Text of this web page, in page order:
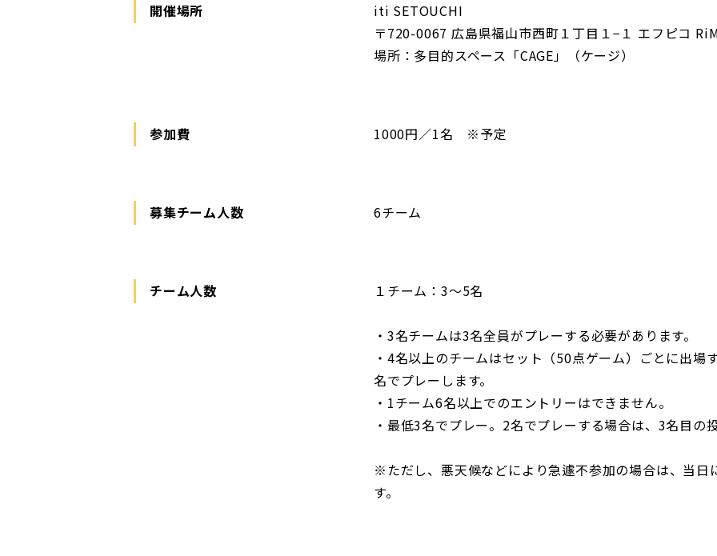
開催場所
iti SETOUCHI
〒720-0067 広島県福山市西町１丁目１−１ エフピコ
場所：多目的スペース「CAGE」（ケージ）
参加費 1000円／1名 ※予定
募集チーム人数 6チーム
チーム人数 １チーム：3～5名
・3名チームは3名全員がプレーする必要があります。
・4名以上のチームはセット（50点ゲーム）ごとに出場
名でプレーします。
・1チーム6名以上でのエントリーはできません。
・最低3名でプレー。2名でプレーする場合は、3名目の
※ただし、悪天候などにより急遽不参加の場合は、当日
す。